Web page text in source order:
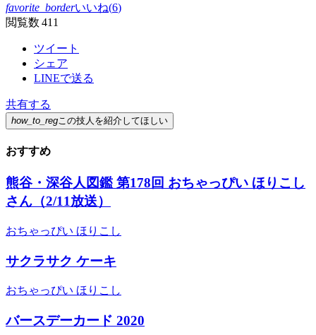
favorite_borderいいね(6)
閲覧数 411
ツイート
シェア
LINEで送る
共有する
how_to_reg この技人を紹介してほしい
おすすめ
熊谷・深谷人図鑑 第178回 おちゃっぴい ほりこし
さん（2/11放送）
おちゃっぴい ほりこし
サクラサク ケーキ
おちゃっぴい ほりこし
バースデーカード 2020